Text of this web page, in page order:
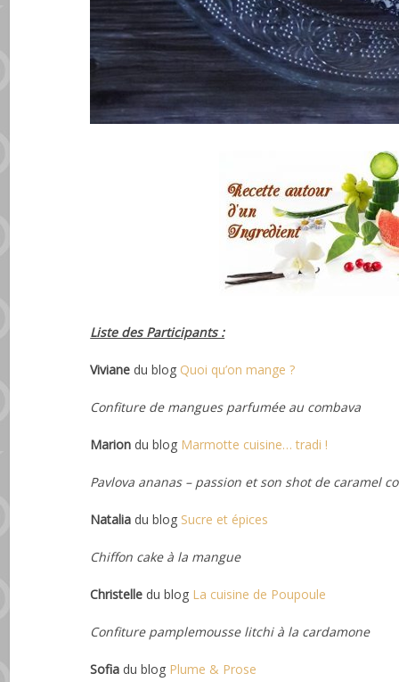
Liste des Participants :
Viviane du blog Quoi qu’on mange ?
Confiture de mangues parfumée au combava
Marion du blog Marmotte cuisine… tradi !
Pavlova ananas – passion et son shot de caramel
Natalia du blog Sucre et épices
Chiffon cake à la mangue
Christelle du blog La cuisine de Poupoule
Confiture pamplemousse litchi à la cardamone
Sofia du blog Plume & Prose